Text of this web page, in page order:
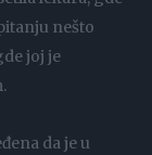
nešto
joj je
da je u